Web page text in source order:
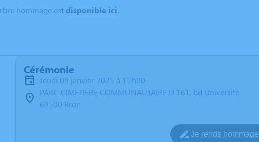
hommage est disponible ici.
Cérémonie
jeudi 09 janvier 2025 à 11h00
PARC CIMETIERE COMMUNAUTAIRE D 161, bd Université
69500 Bron
Je rends hommage